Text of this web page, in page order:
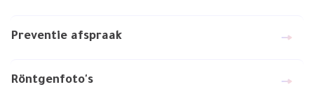
Preventie afspraak
Röntgenfoto's